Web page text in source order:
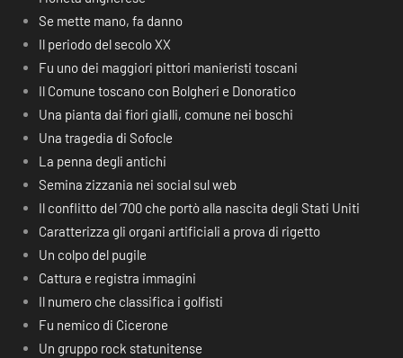
Se mette mano, fa danno
Il periodo del secolo XX
Fu uno dei maggiori pittori manieristi toscani
Il Comune toscano con Bolgheri e Donoratico
Una pianta dai fiori gialli, comune nei boschi
Una tragedia di Sofocle
La penna degli antichi
Semina zizzania nei social sul web
Il conflitto del ‘700 che portò alla nascita degli Stati Uniti
Caratterizza gli organi artificiali a prova di rigetto
Un colpo del pugile
Cattura e registra immagini
Il numero che classifica i golfisti
Fu nemico di Cicerone
Un gruppo rock statunitense